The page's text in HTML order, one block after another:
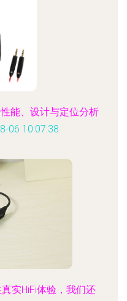
能、设计与定位分析
06 10:07:38
实HiFi体验，我们还